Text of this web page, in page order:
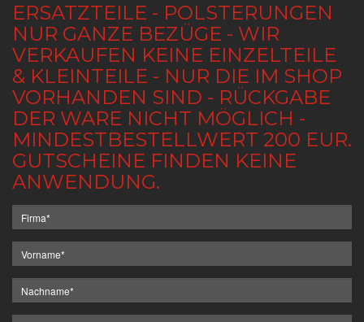
ERSATZTEILE - POLSTERUNGEN
NUR GANZE BEZÜGE - WIR
VERKAUFEN KEINE EINZELTEILE
& KLEINTEILE - NUR DIE IM SHOP
VORHANDEN SIND - RÜCKGABE
DER WARE NICHT MÖGLICH -
MINDESTBESTELLWERT 200 EUR.
GUTSCHEINE FINDEN KEINE
ANWENDUNG.